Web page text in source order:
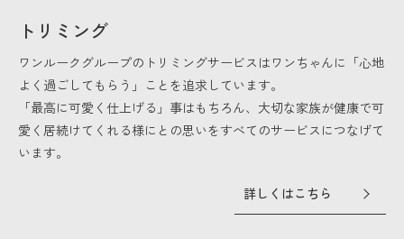
トリミング
ワンルークグループのトリミングサービスはワンちゃんに「心地
よく過ごしてもらう」ことを追求しています。
「最高に可愛く仕上げる」事はもちろん、大切な家族が健康で可
愛く居続けてくれる様にとの思いをすべてのサービスにつなげて
います。
詳しくはこちら